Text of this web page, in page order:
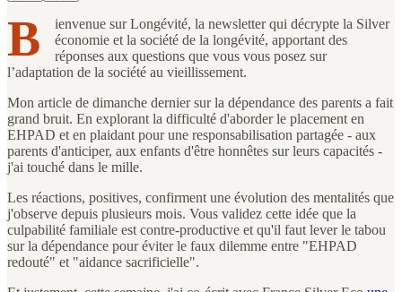
B
ienvenue sur Longévité, la newsletter qui décrypte la Silver
économie et la société de la longévité, apportant des
réponses aux questions que vous vous posez sur
l’adaptation de la société au vieillissement.
Mon article de dimanche dernier sur la dépendance des parents a fait
grand bruit. En explorant la difficulté d'aborder le placement en
EHPAD et en plaidant pour une responsabilisation partagée - aux
parents d'anticiper, aux enfants d'être honnêtes sur leurs capacités -
j'ai touché dans le mille.
Les réactions, positives, confirment une évolution des mentalités que
j'observe depuis plusieurs mois. Vous validez cette idée que la
culpabilité familiale est contre-productive et qu'il faut lever le tabou
sur la dépendance pour éviter le faux dilemme entre "EHPAD
redouté" et "aidance sacrificielle".